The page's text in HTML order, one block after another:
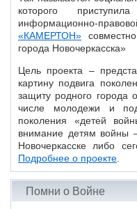
которого
информационно-
«КАМЕРТОН»
города Новочеркасска»
Цель проекта –
картину подвига
защиту родного города
числе молодежи и
поколения «детей
внимание детям войны
Новочеркасске либо
Подробнее о проекте.
Помни о Войне